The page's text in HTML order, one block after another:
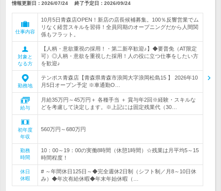
情報更新日：2026/07/24 終了予定日： 2026/09/24
仕事内容
10月5日青森店OPEN！新店の店長候補募集。100％反響営業でム
リなく経営スキルを習得！全員同期のオープニングだから人間関
係もフラット。
対象と
なる方
【人柄・意欲重視の採用！・第二新卒歓迎♪】◆要普免（AT限定
可）◎人柄・意欲を重視した採用！人の役に立つ仕事をしたい方
を歓迎♪
勤務地
テンポス青森店【青森県青森市浪岡大字浪岡松島15 】 2026年10
月5日オープン予定 ※車通勤O…
給与
月給35万円～45万円＋ 各種手当 ＋ 賞与年2回※経験・スキルな
どを考慮して決定します。※上記には固定残業代（30…
初年度
年収
560万円～680万円
勤務
時間
10：00～19：00の実働8時間（休憩1時間）☆残業は月平均5～15
時間程度！
休日
休暇
# ～年間休日125日～◆完全週休2日制（シフト制／月8～10日休
み）◆年次有給休暇◆年末年始休暇（…